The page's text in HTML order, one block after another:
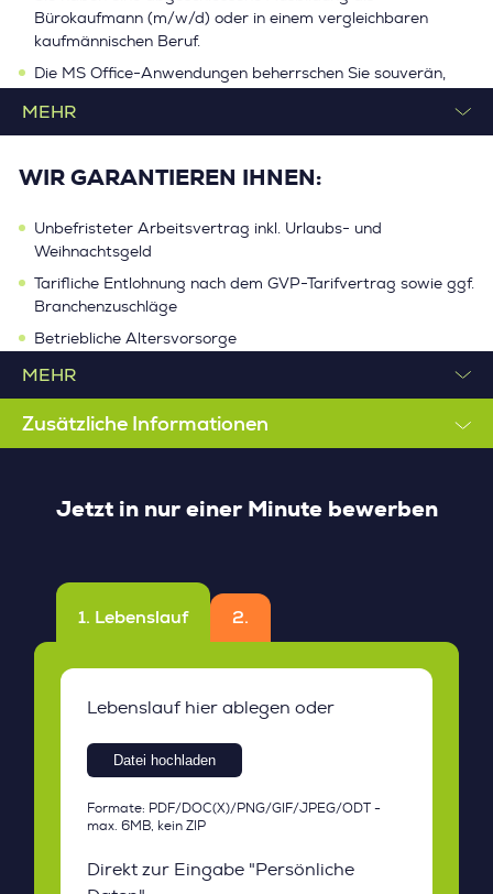
Bürokaufmann (m/w/d) oder in einem vergleichbaren
kaufmännischen Beruf.
Die MS Office-Anwendungen beherrschen Sie souverän,
Sie sind ein echter Teamplayer.
WIR GARANTIEREN IHNEN:
Unbefristeter Arbeitsvertrag inkl. Urlaubs- und
Weihnachtsgeld
Tarifliche Entlohnung nach dem GVP-Tarifvertrag sowie ggf.
Branchenzuschläge
Betriebliche Altersvorsorge
Arbeitsplatzbezogene Weiterbildungen
Vielzahl an Shopping-Rabatten
Spannende Projekte bei wertschätzenden Kunden
Zusätzliche Informationen
Jetzt in nur einer Minute bewerben